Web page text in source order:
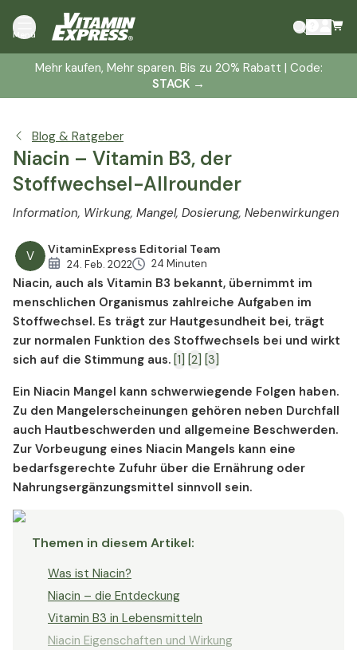
Menü
Mehr kaufen, Mehr sparen. Bis zu 20% Rabatt | Code:
STACK →
Blog & Ratgeber
Niacin – Vitamin B3, der
Stoffwechsel-Allrounder
Information, Wirkung, Mangel, Dosierung, Nebenwirkungen
V VitaminExpress Editorial Team
24. Feb. 2022 24 Minuten
Niacin, auch als Vitamin B3 bekannt, übernimmt im
menschlichen Organismus zahlreiche Aufgaben im
Stoffwechsel. Es trägt zur Hautgesundheit bei, trägt
zur normalen Funktion des Stoffwechsels bei und wirkt
sich auf die Stimmung aus. [1] [2]
[3]
Ein Niacin Mangel kann schwerwiegende Folgen haben.
Zu den Mangelerscheinungen gehören neben Durchfall
auch Hautbeschwerden und allgemeine Beschwerden.
Zur Vorbeugung eines Niacin Mangels kann eine
bedarfsgerechte Zufuhr über die Ernährung oder
Nahrungsergänzungsmittel sinnvoll sein.
Themen in diesem Artikel:
Was ist Niacin?
Niacin – die Entdeckung
Vitamin B3 in Lebensmitteln
Niacin Eigenschaften und Wirkung
Was ist Niacin?
Vitamin B3 in Lebensmitteln
Niacin Eigenschaften und Wirkung
Niacin und Pellagra
Niacin Formen
Niacin und der Vitamin-B-Komplex
Niacin Tagesbedarf
Niacin und Demenz
Niacin und Depressionen
Niacin für schöne Haut
Niacin als Arzneistoff
Niacin als Nahrungsergänzungsmittel
Niacin Wechselwirkungen
Niacin Überdosierung
Niacin Nebenwirkungen